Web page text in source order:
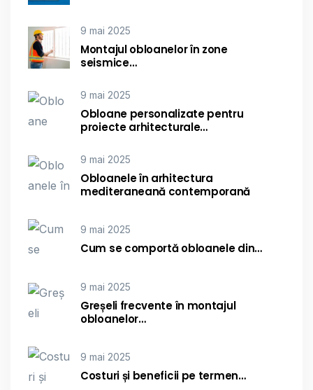
9 mai 2025
Montajul obloanelor în zone
seismice…
9 mai 2025
Obloane personalizate pentru
proiecte arhitecturale…
9 mai 2025
Obloanele în arhitectura
mediteraneană contemporană
9 mai 2025
Cum se comportă obloanele din…
9 mai 2025
Greșeli frecvente în montajul
obloanelor…
9 mai 2025
Costuri și beneficii pe termen…